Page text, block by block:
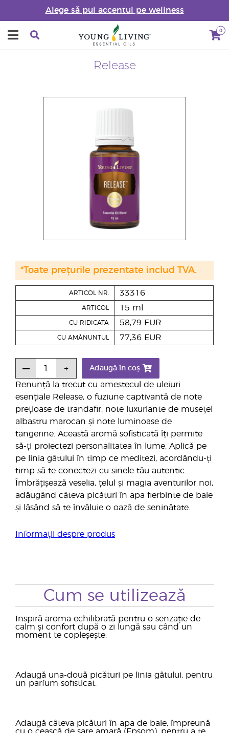
Alege să pui accentul pe wellness
0
Release
Renunță la trecut cu amestecul de uleiuri
esențiale Release, o fuziune captivantă de note
prețioase de trandafir, note luxuriante de museţel
albastru marocan și note luminoase de
tangerine. Această aromă sofisticată îți permite
să-ți proiectezi personalitatea în lume. Aplică pe
pe linia gâtului în timp ce meditezi, acordându-ți
timp să te conectezi cu sinele tău autentic.
Îmbrățișează veselia, țelul și magia aventurilor noi,
adăugând câteva picături în apa fierbinte de baie
și lăsând să te învăluie o oază de seninătate.
Informații despre produs
ARTICOL NR. 33316
ARTICOL 15 ml
CU RIDICATA 58,79 EUR
CU AMĂNUNTUL 77,36 EUR
Adaugă în coș
*Toate prețurile prezentate includ TVA.
Cum se utilizează
Inspiră aroma echilibrată pentru o senzație de
calm și confort după o zi lungă sau când un
moment te copleșește.
Adaugă una-două picături pe linia gâtului, pentru
un parfum sofisticat.
Adaugă câteva picături în apa de baie, împreună